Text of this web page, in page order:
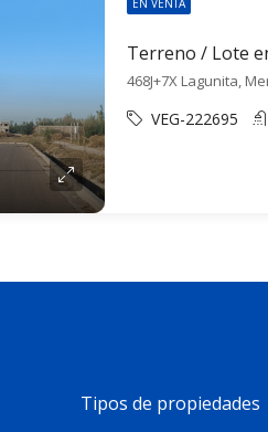
EN VENTA
468J+7X Lagunita,
VEG-222695
Tipos de propiedades